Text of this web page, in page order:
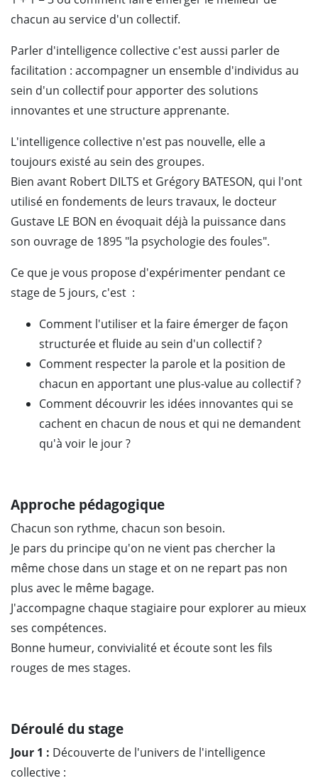
chacun au service d'un collectif.
Parler d'intelligence collective c'est aussi parler de
facilitation : accompagner un ensemble d'individus au
sein d'un collectif pour apporter des solutions
innovantes et une structure apprenante.
L'intelligence collective n'est pas nouvelle, elle a
toujours existé au sein des groupes.
Bien avant Robert DILTS et Grégory BATESON, qui l'ont
utilisé en fondements de leurs travaux, le docteur
Gustave LE BON en évoquait déjà la puissance dans
son ouvrage de 1895 "la psychologie des foules".
Ce que je vous propose d'expérimenter pendant ce
stage de 5 jours, c'est :
Comment l'utiliser et la faire émerger de façon
structurée et fluide au sein d'un collectif ?
Comment respecter la parole et la position de
chacun en apportant une plus-value au collectif ?
Comment découvrir les idées innovantes qui se
cachent en chacun de nous et qui ne demandent
qu'à voir le jour ?
Approche pédagogique
Chacun son rythme, chacun son besoin.
Je pars du principe qu'on ne vient pas chercher la
même chose dans un stage et on ne repart pas non
plus avec le même bagage.
J'accompagne chaque stagiaire pour explorer au mieux
ses compétences.
Bonne humeur, convivialité et écoute sont les fils
rouges de mes stages.
Déroulé du stage
Jour 1 : Découverte de l'univers de l'intelligence
collective :